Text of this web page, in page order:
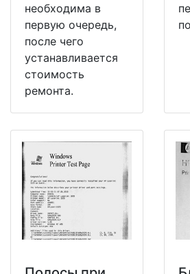
необходима в
первую очередь,
после чего
устанавливается
стоимость
ремонта.